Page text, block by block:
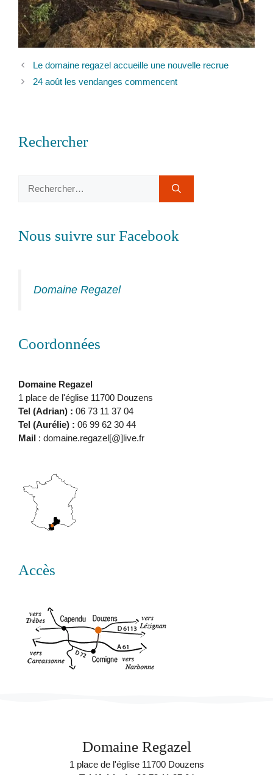
Le domaine regazel accueille une nouvelle recrue
24 août les vendanges commencent
Rechercher
Nous suivre sur Facebook
Domaine Regazel
Coordonnées
Domaine Regazel
1 place de l'église 11700 Douzens
Tel (Adrian) : 06 73 11 37 04
Tel (Aurélie) : 06 99 62 30 44
Mail : domaine.regazel[@]live.fr
Accès
Domaine Regazel
1 place de l'église 11700 Douzens